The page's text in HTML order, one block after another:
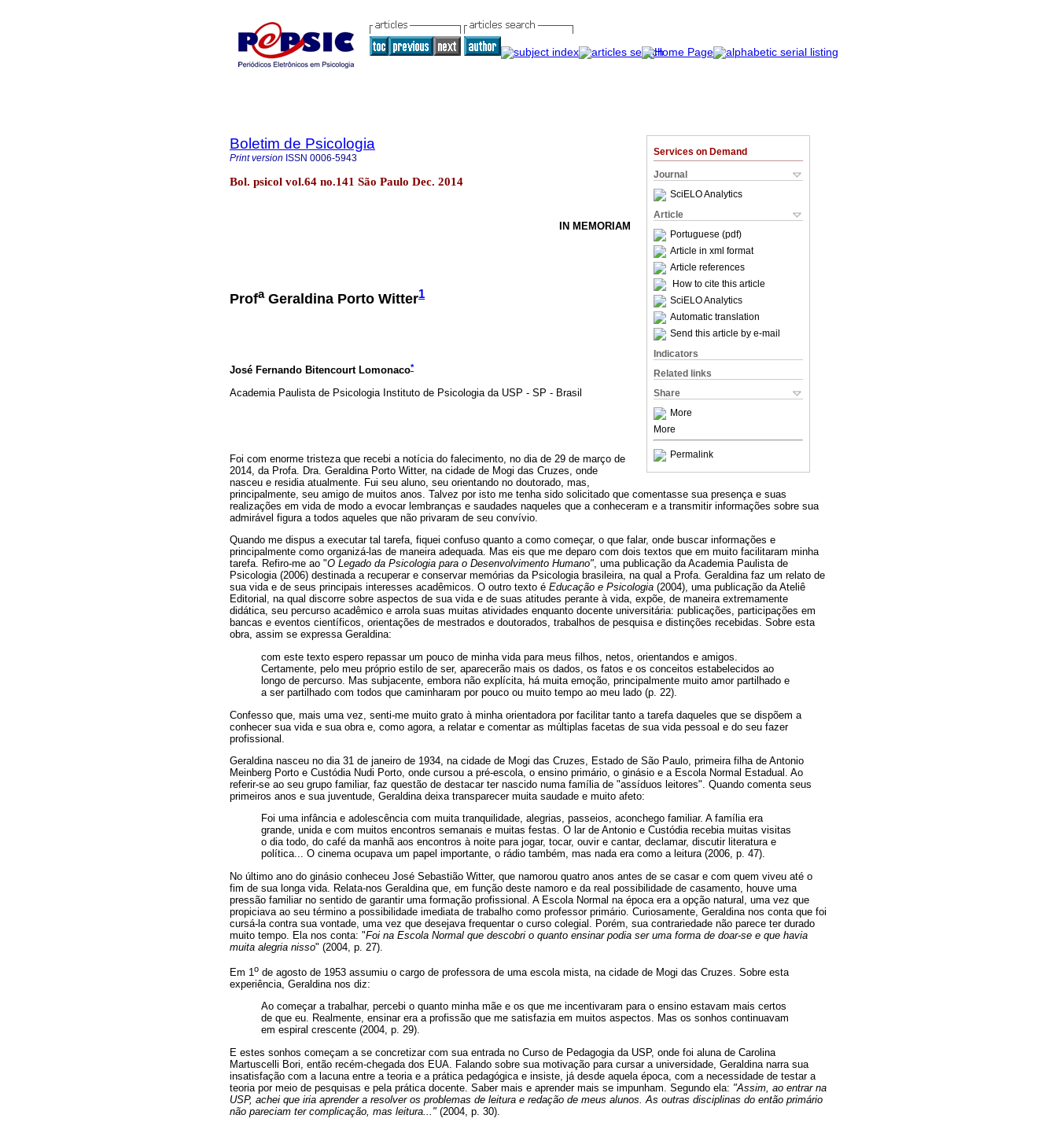
Services on Demand
Journal
SciELO Analytics
Article
Portuguese (pdf)
Article in xml format
Article references
How to cite this article
SciELO Analytics
Automatic translation
Send this article by e-mail
Indicators
Related links
Share
More
More
Permalink
Boletim de Psicologia
Print version ISSN 0006-5943
Bol. psicol vol.64 no.141 São Paulo Dec. 2014
IN MEMORIAM
ProfaGeraldina Porto Witter1
José Fernando Bitencourt Lomonaco*
Academia Paulista de Psicologia Instituto de Psicologia da USP - SP - Brasil
Foi com enorme tristeza que recebi a notícia do falecimento, no dia de 29 de março de
2014, da Profa. Dra. Geraldina Porto Witter, na cidade de Mogi das Cruzes, onde
nasceu e residia atualmente. Fui seu aluno, seu orientando no doutorado, mas,
principalmente, seu amigo de muitos anos. Talvez por isto me tenha sido solicitado que comentasse sua presença e suas
realizações em vida de modo a evocar lembranças e saudades naqueles que a conheceram e a transmitir informações sobre sua
admirável figura a todos aqueles que não privaram de seu convívio.
Quando me dispus a executar tal tarefa, fiquei confuso quanto a como começar, o que falar, onde buscar informações e
principalmente como organizá-las de maneira adequada. Mas eis que me deparo com dois textos que em muito facilitaram minha
tarefa. Refiro-me ao "O Legado da Psicologia para o Desenvolvimento Humano", uma publicação da Academia Paulista de
Psicologia (2006) destinada a recuperar e conservar memórias da Psicologia brasileira, na qual a Profa. Geraldina faz um relato de
sua vida e de seus principais interesses acadêmicos. O outro texto é Educação e Psicologia (2004), uma publicação da Ateliê
Editorial, na qual discorre sobre aspectos de sua vida e de suas atitudes perante à vida, expõe, de maneira extremamente
didática, seu percurso acadêmico e arrola suas muitas atividades enquanto docente universitária: publicações, participações em
bancas e eventos científicos, orientações de mestrados e doutorados, trabalhos de pesquisa e distinções recebidas. Sobre esta
obra, assim se expressa Geraldina:
com este texto espero repassar um pouco de minha vida para meus filhos, netos, orientandos e amigos.
Certamente, pelo meu próprio estilo de ser, aparecerão mais os dados, os fatos e os conceitos estabelecidos ao
longo de percurso. Mas subjacente, embora não explícita, há muita emoção, principalmente muito amor partilhado e
a ser partilhado com todos que caminharam por pouco ou muito tempo ao meu lado (p. 22).
Confesso que, mais uma vez, senti-me muito grato à minha orientadora por facilitar tanto a tarefa daqueles que se dispõem a
conhecer sua vida e sua obra e, como agora, a relatar e comentar as múltiplas facetas de sua vida pessoal e do seu fazer
profissional.
Geraldina nasceu no dia 31 de janeiro de 1934, na cidade de Mogi das Cruzes, Estado de São Paulo, primeira filha de Antonio
Meinberg Porto e Custódia Nudi Porto, onde cursou a pré-escola, o ensino primário, o ginásio e a Escola Normal Estadual. Ao
referir-se ao seu grupo familiar, faz questão de destacar ter nascido numa família de "assíduos leitores". Quando comenta seus
primeiros anos e sua juventude, Geraldina deixa transparecer muita saudade e muito afeto:
Foi uma infância e adolescência com muita tranquilidade, alegrias, passeios, aconchego familiar. A família era
grande, unida e com muitos encontros semanais e muitas festas. O lar de Antonio e Custódia recebia muitas visitas
o dia todo, do café da manhã aos encontros à noite para jogar, tocar, ouvir e cantar, declamar, discutir literatura e
política... O cinema ocupava um papel importante, o rádio também, mas nada era como a leitura (2006, p. 47).
No último ano do ginásio conheceu José Sebastião Witter, que namorou quatro anos antes de se casar e com quem viveu até o
fim de sua longa vida. Relata-nos Geraldina que, em função deste namoro e da real possibilidade de casamento, houve uma
pressão familiar no sentido de garantir uma formação profissional. A Escola Normal na época era a opção natural, uma vez que
propiciava ao seu término a possibilidade imediata de trabalho como professor primário. Curiosamente, Geraldina nos conta que foi
cursá-la contra sua vontade, uma vez que desejava frequentar o curso colegial. Porém, sua contrariedade não parece ter durado
muito tempo. Ela nos conta: "Foi na Escola Normal que descobri o quanto ensinar podia ser uma forma de doar-se e que havia
muita alegria nisso" (2004, p. 27).
Em 1o de agosto de 1953 assumiu o cargo de professora de uma escola mista, na cidade de Mogi das Cruzes. Sobre esta
experiência, Geraldina nos diz:
Ao começar a trabalhar, percebi o quanto minha mãe e os que me incentivaram para o ensino estavam mais certos
de que eu. Realmente, ensinar era a profissão que me satisfazia em muitos aspectos. Mas os sonhos continuavam
em espiral crescente (2004, p. 29).
E estes sonhos começam a se concretizar com sua entrada no Curso de Pedagogia da USP, onde foi aluna de Carolina
Martuscelli Bori, então recém-chegada dos EUA. Falando sobre sua motivação para cursar a universidade, Geraldina narra sua
insatisfação com a lacuna entre a teoria e a prática pedagógica e insiste, já desde aquela época, com a necessidade de testar a
teoria por meio de pesquisas e pela prática docente. Saber mais e aprender mais se impunham. Segundo ela: "Assim, ao entrar na
USP, achei que iria aprender a resolver os problemas de leitura e redação de meus alunos. As outras disciplinas do então primário
não pareciam ter complicação, mas leitura..." (2004, p. 30).